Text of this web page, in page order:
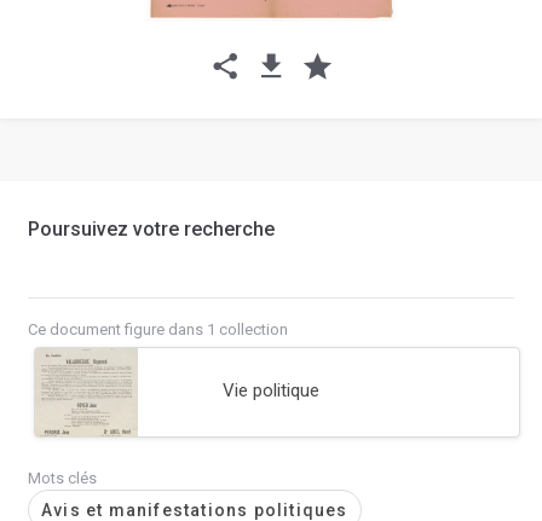
Poursuivez votre recherche
Ce document figure dans 1 collection
Vie politique
Mots clés
Avis et manifestations politiques